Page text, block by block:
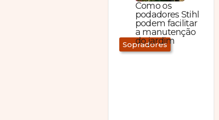
Sopradores
Como os
podadores Stihl
podem facilitar
a manutenção
do jardim